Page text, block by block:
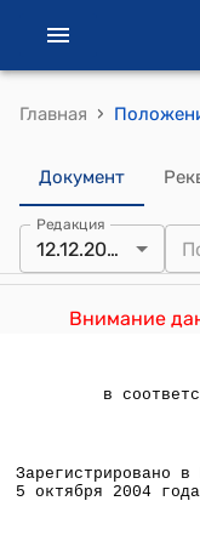
Главная ›
Документ
Редакция
12.12.2007
Внимание